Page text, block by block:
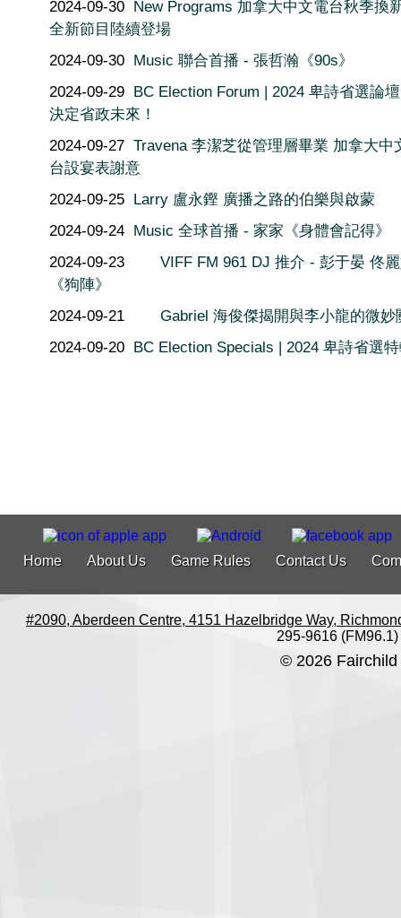
2024-09-30 New Programs 加拿大中文電台秋季換
全新節目陸續登場
2024-09-30 Music 聯合首播 - 張哲瀚《90s》
2024-09-29 BC Election Forum | 2024 卑詩省選論
決定省政未來！
2024-09-27 Travena 李潔芝從管理層畢業 加拿大中
台設宴表謝意
2024-09-25 Larry 盧永鏗 廣播之路的伯樂與啟蒙
2024-09-24 Music 全球首播 - 家家《身體會記得》
2024-09-23
VIFF FM 961 DJ 推介 - 彭于晏 佟
《狗陣》
2024-09-21
Gabriel 海俊傑揭開與李小龍的微妙
2024-09-20 BC Election Specials | 2024 卑詩省選
Home About Us Game Rules Contact Us
#2090, Aberdeen Centre, 4151 Hazelbridge Way,
295-9616 (FM96.1)
© 2026 Fairchild